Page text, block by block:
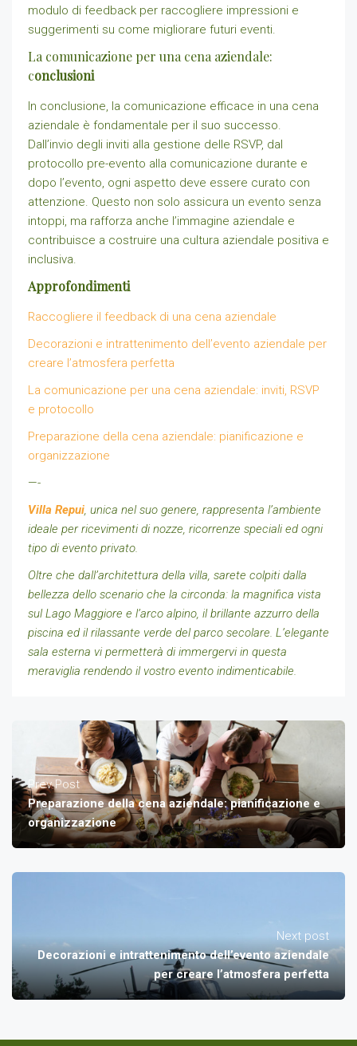
modulo di feedback per raccogliere impressioni e
suggerimenti su come migliorare futuri eventi.
La comunicazione per una cena aziendale:
conclusioni
In conclusione, la comunicazione efficace in una cena
aziendale è fondamentale per il suo successo.
Dall’invio degli inviti alla gestione delle RSVP, dal
protocollo pre-evento alla comunicazione durante e
dopo l’evento, ogni aspetto deve essere curato con
attenzione. Questo non solo assicura un evento senza
intoppi, ma rafforza anche l’immagine aziendale e
contribuisce a costruire una cultura aziendale positiva e
inclusiva.
Approfondimenti
Raccogliere il feedback di una cena aziendale
Decorazioni e intrattenimento dell’evento aziendale per
creare l’atmosfera perfetta
La comunicazione per una cena aziendale: inviti, RSVP
e protocollo
Preparazione della cena aziendale: pianificazione e
organizzazione
—-
Villa Repui, unica nel suo genere, rappresenta l’ambiente
ideale per ricevimenti di nozze, ricorrenze speciali ed ogni
tipo di evento privato.
Oltre che dall’architettura della villa, sarete colpiti dalla
bellezza dello scenario che la circonda: la magnifica vista
sul Lago Maggiore e l’arco alpino, il brillante azzurro della
piscina ed il rilassante verde del parco secolare. L’elegante
sala esterna vi permetterà di immergervi in questa
meraviglia rendendo il vostro evento indimenticabile.
Prev Post
Preparazione della cena aziendale: pianificazione e
organizzazione
Next post
Decorazioni e intrattenimento dell’evento aziendale
per creare l’atmosfera perfetta